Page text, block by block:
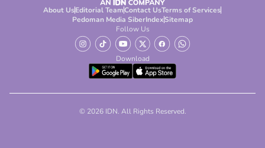
About UsEditorial TeamContact UsTerms of Services
Pedoman Media SiberIndexSitemap
Follow Us
Download
© 2026 IDN. All Rights Reserved.